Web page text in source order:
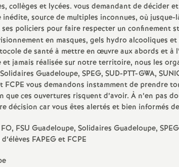
g
n
e
m
e
n
collèges et lycées. vous demandant de décider et
source de multiples inconnues, où jusque-
policiers pour faire respecter un confinement
en masques, gels hydro alcooliques
de santé à mettre en œuvre aux abords et à
et jamais réalisée sur notre territoire, nous les
Guadeloupe, SPEG, SUD-PTT-GWA,
FCPE vous demandons instamment de prendre
ces ouvertures risquent d’avoir. À n’en pas
décision car vous êtes alertés et bien informés
FSU Guadeloupe, Solidaires Guadeloupe,
FAPEG et FCPE